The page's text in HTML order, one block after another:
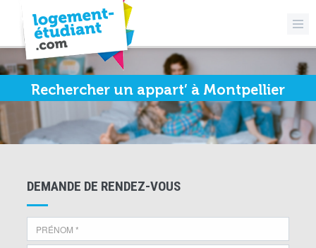
Rechercher un appart’ à Montpellier
DEMANDE DE RENDEZ-VOUS